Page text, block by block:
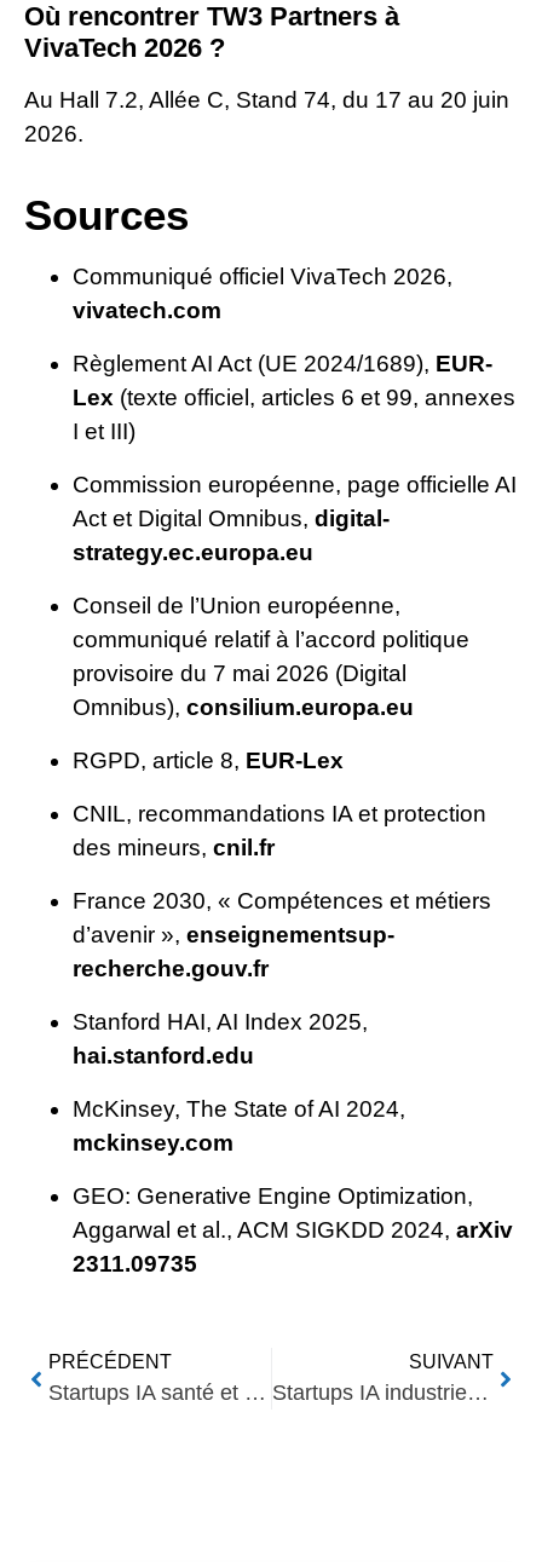
Où rencontrer TW3 Partners à
VivaTech 2026 ?
Au Hall 7.2, Allée C, Stand 74, du 17 au 20 juin
2026.
Sources
Communiqué officiel VivaTech 2026,
vivatech.com
Règlement AI Act (UE 2024/1689), EUR-
Lex (texte officiel, articles 6 et 99, annexes
I et III)
Commission européenne, page officielle AI
Act et Digital Omnibus, digital-
strategy.ec.europa.eu
Conseil de l’Union européenne,
communiqué relatif à l’accord politique
provisoire du 7 mai 2026 (Digital
Omnibus), consilium.europa.eu
RGPD, article 8, EUR-Lex
CNIL, recommandations IA et protection
des mineurs, cnil.fr
France 2030, « Compétences et métiers
d’avenir », enseignementsup-
recherche.gouv.fr
Stanford HAI, AI Index 2025,
hai.stanford.edu
McKinsey, The State of AI 2024,
mckinsey.com
GEO: Generative Engine Optimization,
Aggarwal et al., ACM SIGKDD 2024, arXiv
2311.09735
PRÉCÉDENT
Startups IA santé et longévité à VivaTech 2026 : repères pour décideurs
SUIVANT
Startups IA industrie et énergie à VivaTech 2026 : repères pour décideurs